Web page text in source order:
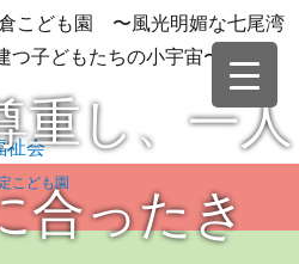
こども園 〜風光明媚な七尾湾
子どもたちの小宇宙〜
祉会
こども園
重し、一人
合ったき